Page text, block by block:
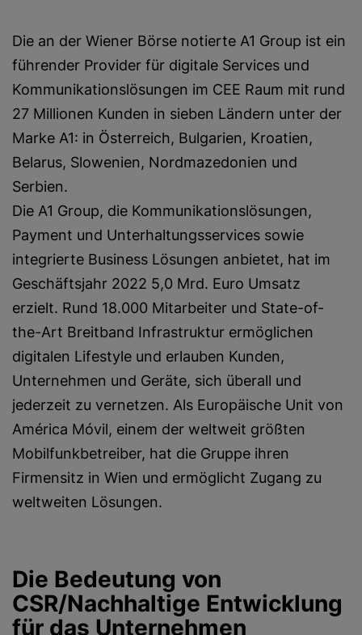
Die an der Wiener Börse notierte A1 Group ist ein
führender Provider für digitale Services und
Kommunikationslösungen im CEE Raum mit rund
27 Millionen Kunden in sieben Ländern unter der
Marke A1: in Österreich, Bulgarien, Kroatien,
Belarus, Slowenien, Nordmazedonien und
Serbien.
Die A1 Group, die Kommunikationslösungen,
Payment und Unterhaltungsservices sowie
integrierte Business Lösungen anbietet, hat im
Geschäftsjahr 2022 5,0 Mrd. Euro Umsatz
erzielt. Rund 18.000 Mitarbeiter und State-of-
the-Art Breitband Infrastruktur ermöglichen
digitalen Lifestyle und erlauben Kunden,
Unternehmen und Geräte, sich überall und
jederzeit zu vernetzen. Als Europäische Unit von
América Móvil, einem der weltweit größten
Mobilfunkbetreiber, hat die Gruppe ihren
Firmensitz in Wien und ermöglicht Zugang zu
weltweiten Lösungen.
Die Bedeutung von
CSR/Nachhaltige Entwicklung
für das Unternehmen